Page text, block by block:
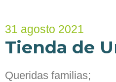
31 agosto 2021
Tienda de
Queridas familias;